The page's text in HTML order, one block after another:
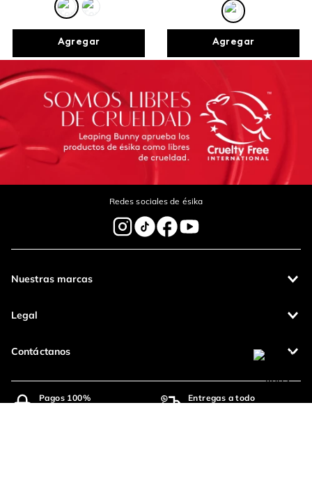
Agregar Agregar
Redes sociales de ésika
Nuestras marcas
Legal
Contáctanos
Pagos 100%
Entregas a todo